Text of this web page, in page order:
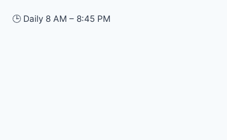
🕒 Daily 8 AM – 8:45 PM